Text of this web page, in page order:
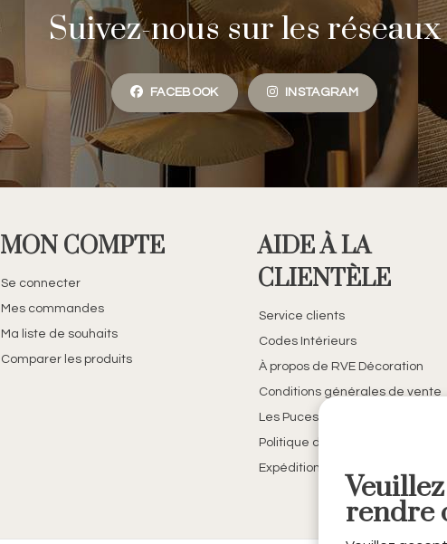
Suivez-nous sur les réseaux
FACEBOOK INSTAGRAM
MON COMPTE
Se connecter
Mes commandes
Ma liste de souhaits
Comparer les produits
AIDE À LA
CLIENTÈLE
Service clients
Codes Intérieurs
À propos de RVE Décoration
Conditions générales de vente
Les Puces de Belfort
Politique de confidentialité
Expédition et retours
rendre